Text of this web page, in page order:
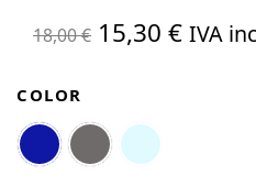
18,00€ El
era:
18,00 €.
15,30 €El
IVA
COLOR